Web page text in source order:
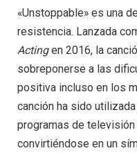
«Unstoppable» es una
resistencia. Lanzada
Actingen 2016, la
sobreponerse a las
positiva incluso en los
canción ha sido
programas de
convirtiéndose en un